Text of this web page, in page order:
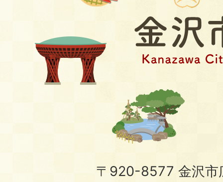
〒920-8577 金沢市